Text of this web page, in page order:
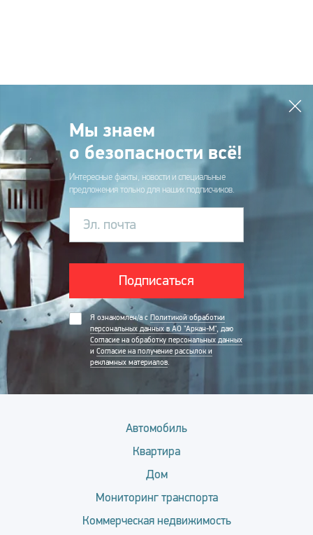
Мы знаем
о безопасности всё!
Интересные факты, новости и специальные
предложения только для наших подписчиков.
Эл. почта
Подписаться
Я ознакомлен/а с Политикой обработки
персональных данных в АО "Аркан-М", даю
Согласие на обработку персональных данных
и Согласие на получение рассылок и
рекламных материалов.
Автомобиль
Квартира
Дом
Мониторинг транспорта
Коммерческая недвижимость